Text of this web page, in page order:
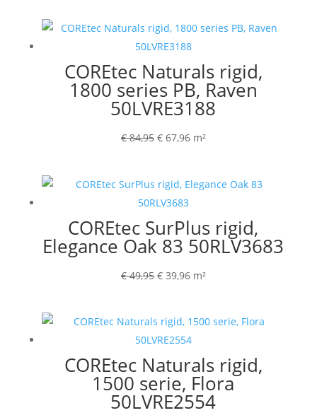
€ 49,95.€ 39,96.
COREtec Naturals rigid,
1800 series PB, Raven
50LVRE3188
€84,95 Oorspronkelijke
€ 84,95.
€67,96Huidige
€ 67,96.
m²
COREtec SurPlus rigid,
Elegance Oak 83 50RLV3683
€49,95 Oorspronkelijke
€ 49,95.
€39,96Huidige
€ 39,96.
m²
COREtec Naturals rigid,
1500 serie, Flora
50LVRE2554